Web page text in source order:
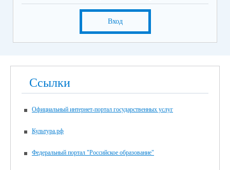
Вход
Ссылки
Официальный интернет-портал государственных услуг
Культура.рф
Федеральный портал "Российское образование"